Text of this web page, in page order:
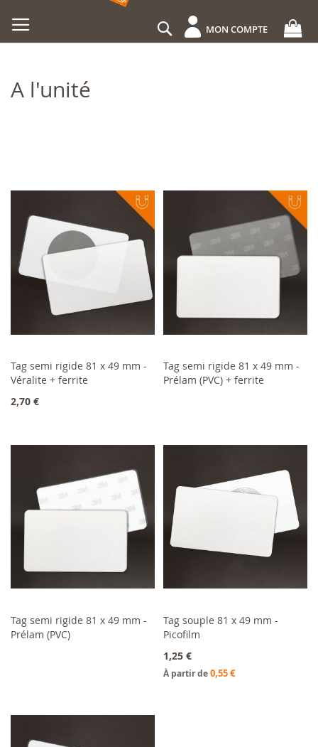
au
contenu
MON COMPTE
Rechercher
A l'unité
Ajouter au panier
Tag semi rigide 81 x 49 mm -
Véralite + ferrite
2,70 €
En rupture de stock
Tag semi rigide 81 x 49 mm -
Prélam (PVC) + ferrite
En rupture de stock
Tag semi rigide 81 x 49 mm -
Prélam (PVC)
Ajouter au panier
Tag souple 81 x 49 mm -
Picofilm
1,25 €
À partir de0,55 €